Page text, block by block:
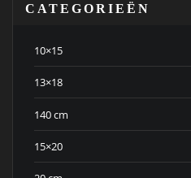
CATEGORIEËN
10×15
13×18
140 cm
15×20